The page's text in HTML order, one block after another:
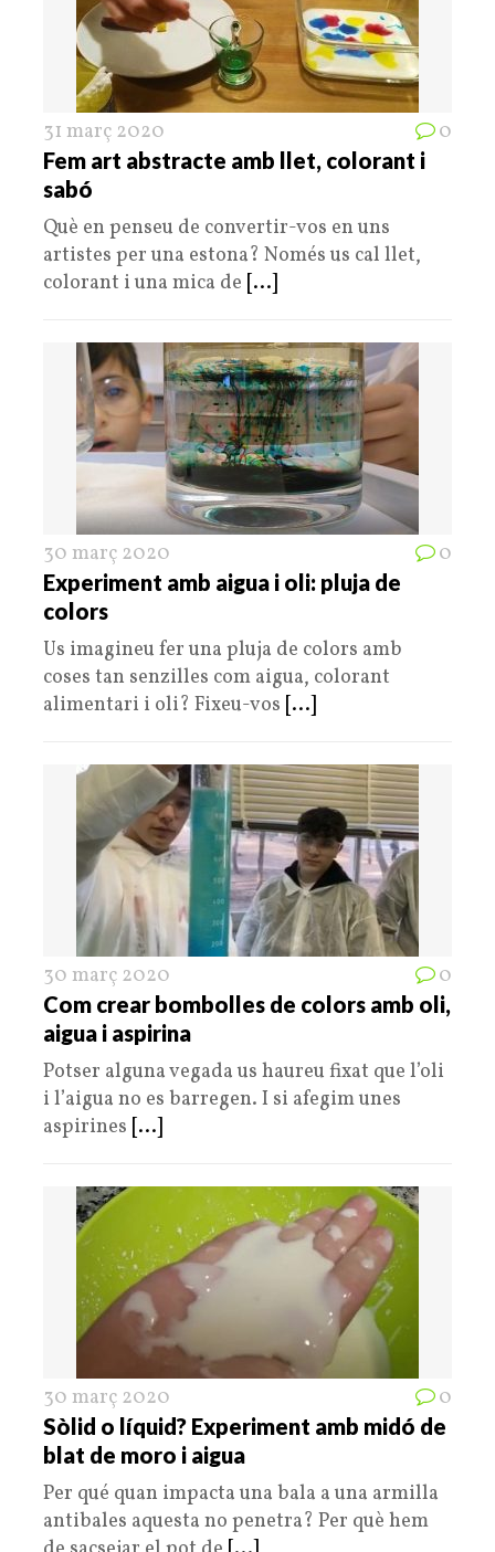
31 març 2020 0
Fem art abstracte amb llet, colorant i
sabó
Què en penseu de convertir-vos en uns
artistes per una estona? Només us cal llet,
colorant i una mica de [...]
30 març 2020 0
Experiment amb aigua i oli: pluja de
colors
Us imagineu fer una pluja de colors amb
coses tan senzilles com aigua, colorant
alimentari i oli? Fixeu-vos [...]
30 març 2020 0
Com crear bombolles de colors amb oli,
aigua i aspirina
Potser alguna vegada us haureu fixat que l’oli
i l’aigua no es barregen. I si afegim unes
aspirines [...]
30 març 2020 0
Sòlid o líquid? Experiment amb midó de
blat de moro i aigua
Per qué quan impacta una bala a una armilla
antibales aquesta no penetra? Per què hem